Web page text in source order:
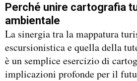
Perché unire cartografia
ambientale
La sinergia tra la mappatura
escursionistica e quella della
è un semplice esercizio di
implicazioni profonde per il